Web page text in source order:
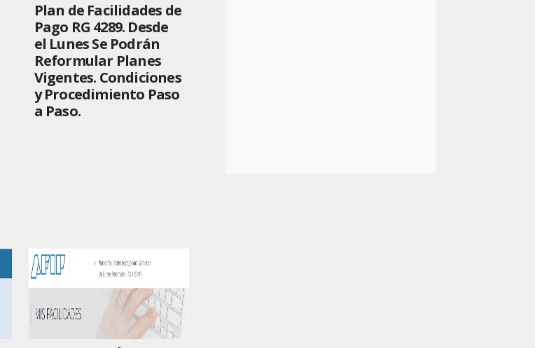
Plan de Facilidades de
Pago RG 4289. Desde
el Lunes Se Podrán
Reformular Planes
Vigentes. Condiciones
y Procedimiento Paso
a Paso.